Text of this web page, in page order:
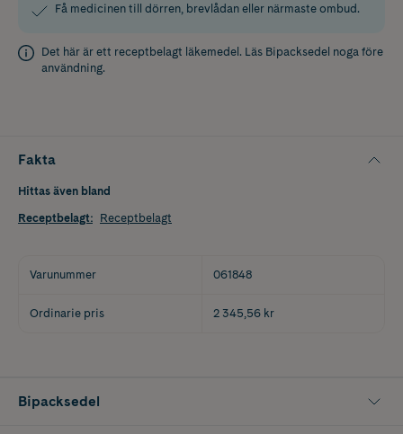
Få medicinen till dörren, brevlådan eller närmaste ombud.
Det här är ett receptbelagt läkemedel. Läs Bipacksedel noga före
användning.
Fakta
Hittas även bland
Receptbelagt: Receptbelagt
Varunummer 061848
Ordinarie pris 2 345,56 kr
Bipacksedel